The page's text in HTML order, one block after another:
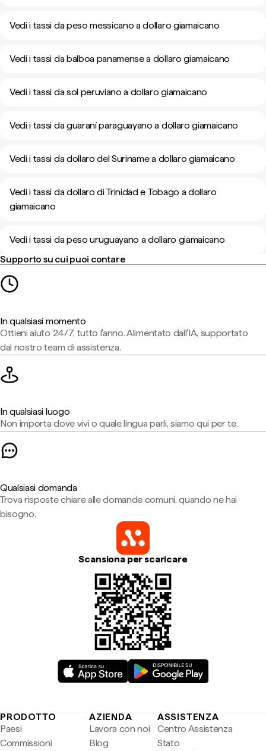
Vedi i tassi da peso messicano a dollaro giamaicano
Vedi i tassi da balboa panamense a dollaro giamaicano
Vedi i tassi da sol peruviano a dollaro giamaicano
Vedi i tassi da guaraní paraguayano a dollaro giamaicano
Vedi i tassi da dollaro del Suriname a dollaro giamaicano
Vedi i tassi da dollaro di Trinidad e Tobago a dollaro
giamaicano
Vedi i tassi da peso uruguayano a dollaro giamaicano
Supporto su cui puoi contare
In qualsiasi momento
Ottieni aiuto 24/7, tutto l'anno. Alimentato dall'IA, supportato
dal nostro team di assistenza.
In qualsiasi luogo
Non importa dove vivi o quale lingua parli, siamo qui per te.
Qualsiasi domanda
Trova risposte chiare alle domande comuni, quando ne hai
bisogno.
Scansiona per scaricare
PRODOTTO
Paesi
Commissioni
AZIENDA
Lavora con noi
Blog
ASSISTENZA
Centro Assistenza
Stato